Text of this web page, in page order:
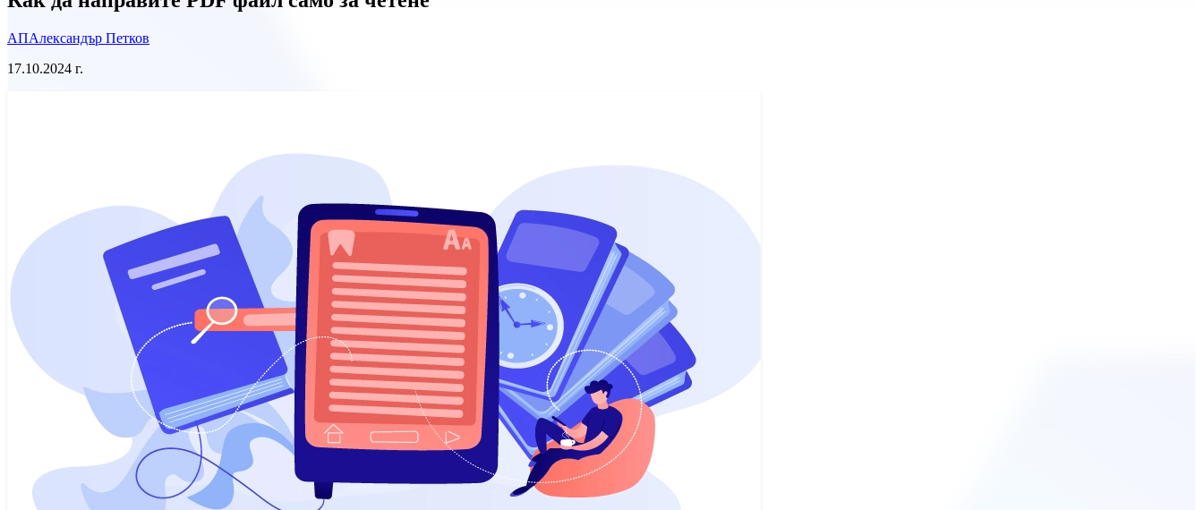
АПАлександър Петков
17.10.2024 г.